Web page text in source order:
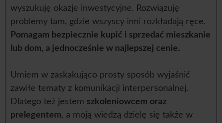
wyszukuję okazje inwestycyjne. Rozwiązuję
problemy tam, gdzie wszyscy inni rozkładają ręce.
Pomagam bezpiecznie kupić i sprzedać mieszkanie
lub dom, a jednocześnie w najlepszej cenie.
Umiem w zaskakująco prosty sposób wyjaśnić
zawiłe tematy z komunikacji interpersonalnej.
Dlatego też jestem szkoleniowcem oraz
prelegentem, a moją wiedzą dzielę się także w